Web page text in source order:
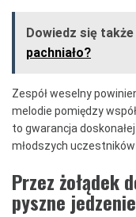
Dowiedz się także
pachniało?
Zespół weselny
melodie pomiędzy
to gwarancja
młodszych uczestników
Przez żołądek
pyszne jedzenie